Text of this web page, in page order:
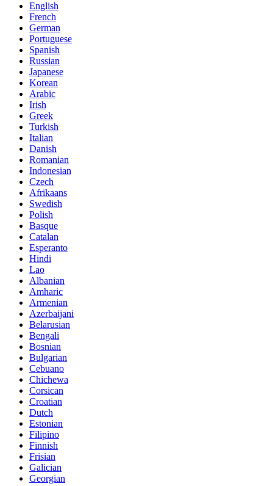
English
French
German
Portuguese
Spanish
Russian
Japanese
Korean
Arabic
Irish
Greek
Turkish
Italian
Danish
Romanian
Indonesian
Czech
Afrikaans
Swedish
Polish
Basque
Catalan
Esperanto
Hindi
Lao
Albanian
Amharic
Armenian
Azerbaijani
Belarusian
Bengali
Bosnian
Bulgarian
Cebuano
Chichewa
Corsican
Croatian
Dutch
Estonian
Filipino
Finnish
Frisian
Galician
Georgian